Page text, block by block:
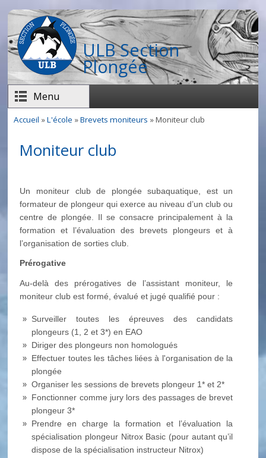
Aller au contenu principal
ULB Section
Plongée
Menu
Accueil »L'école »Brevets moniteurs » Moniteur club
Moniteur club
Un moniteur club de plongée subaquatique, est un
formateur de plongeur qui exerce au niveau d’un club ou
centre de plongée. Il se consacre principalement à la
formation et l’évaluation des brevets plongeurs et à
l’organisation de sorties club.
Prérogative
Au-delà des prérogatives de l’assistant moniteur, le
moniteur club est formé, évalué et jugé qualifié pour :
Surveiller toutes les épreuves des candidats
plongeurs (1, 2 et 3*) en EAO
Diriger des plongeurs non homologués
Effectuer toutes les tâches liées à l'organisation de la
plongée
Organiser les sessions de brevets plongeur 1* et 2*
Fonctionner comme jury lors des passages de brevet
plongeur 3*
Prendre en charge la formation et l’évaluation la
spécialisation plongeur Nitrox Basic (pour autant qu’il
dispose de la spécialisation instructeur Nitrox)